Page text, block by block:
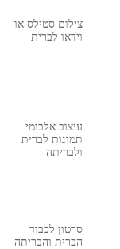
צילום סטילס או
וידאו לברית
עיצוב אלבומי
תמונות לברית
ולבריתה
סרטון לכבוד
הברית והבריתה